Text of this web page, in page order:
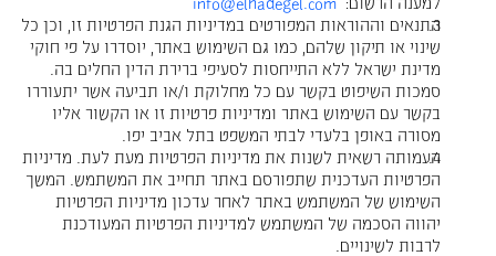
התנאים וההוראות המפורטים במדיניות הגנת הפרטיות זו, וכן כל
שינוי או תיקון שלהם, כמו גם השימוש באתר, יוסדרו על פי חוקי
מדינת ישראל ללא התייחסות לסעיפי ברירת הדין החלים בה.
סמכות השיפוט בקשר עם כל מחלוקת ו/או תביעה אשר יתעוררו
בקשר עם השימוש באתר ומדיניות פרטיות זו או הקשור אליו
מסורה באופן בלעדי לבתי המשפט בתל אביב יפו.
העמותה רשאית לשנות את מדיניות הפרטיות מעת לעת. מדיניות
הפרטיות העדכנית שתפורסם באתר תחייב את המשתמש. המשך
השימוש של המשתמש באתר לאחר עדכון מדיניות הפרטיות
יהווה הסכמה של המשתמש למדיניות הפרטיות המעודכנת
לרבות לשינויים.